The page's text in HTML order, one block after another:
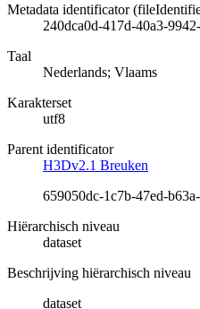
Metadata identificator
240dca0d-417d-40a3-
Taal
Nederlands; Vlaams
Karakterset
utf8
Parent identificator
H3Dv2.1 Breuken
659050dc-1c7b-47ed-
Hiërarchisch niveau
dataset
Beschrijving hiërarchisch niveau
dataset